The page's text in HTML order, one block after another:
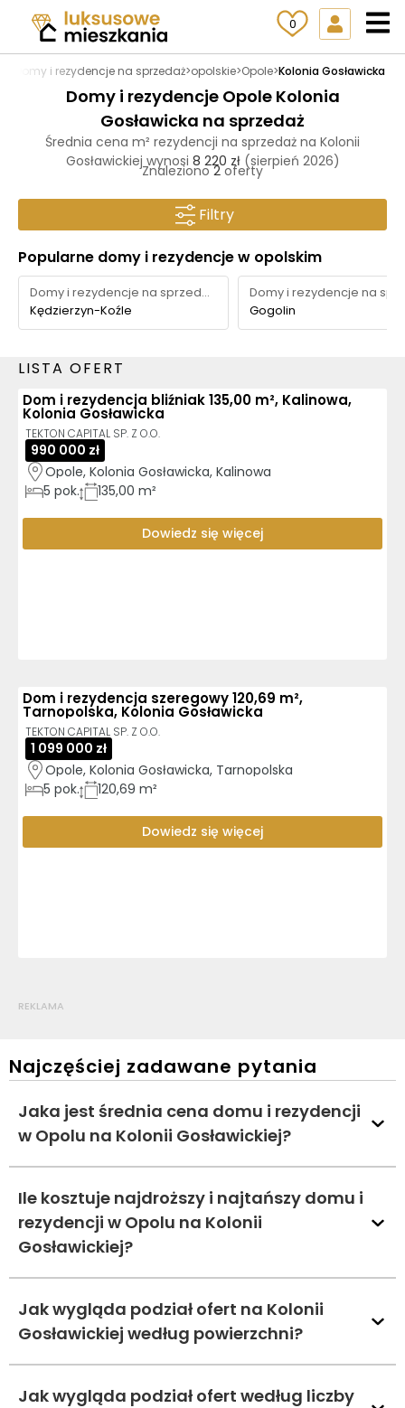
0
Domy i rezydencje na sprzedaż>opolskie>Opole>Kolonia Gosławicka
Domy i rezydencje Opole Kolonia
Gosławicka na sprzedaż
Średnia cena m² rezydencji na sprzedaż na Kolonii
Gosławickiej wynosi 8 220 zł (sierpień 2026)
Znaleziono2oferty
Filtry
Popularne domy i rezydencje w opolskim
Domy i rezydencje na sprzedaż
Kędzierzyn-Koźle
Gogolin
LISTA OFERT
Dom i rezydencja bliźniak 135,00 m², Kalinowa,
Kolonia Gosławicka
TEKTON CAPITAL SP. Z O.O.
990 000 zł
Opole, Kolonia Gosławicka, Kalinowa
5 pok. 135,00 m²
Dowiedz się więcej
Dom i rezydencja szeregowy 120,69 m²,
Tarnopolska, Kolonia Gosławicka
TEKTON CAPITAL SP. Z O.O.
1 099 000 zł
Opole, Kolonia Gosławicka, Tarnopolska
5 pok. 120,69 m²
Dowiedz się więcej
REKLAMA
Najczęściej zadawane pytania
Jaka jest średnia cena domu i rezydencji
w Opolu na Kolonii Gosławickiej?
Ile kosztuje najdroższy i najtańszy domu i
rezydencji w Opolu na Kolonii
Gosławickiej?
Jak wygląda podział ofert na Kolonii
Gosławickiej według powierzchni?
Jak wygląda podział ofert według liczby